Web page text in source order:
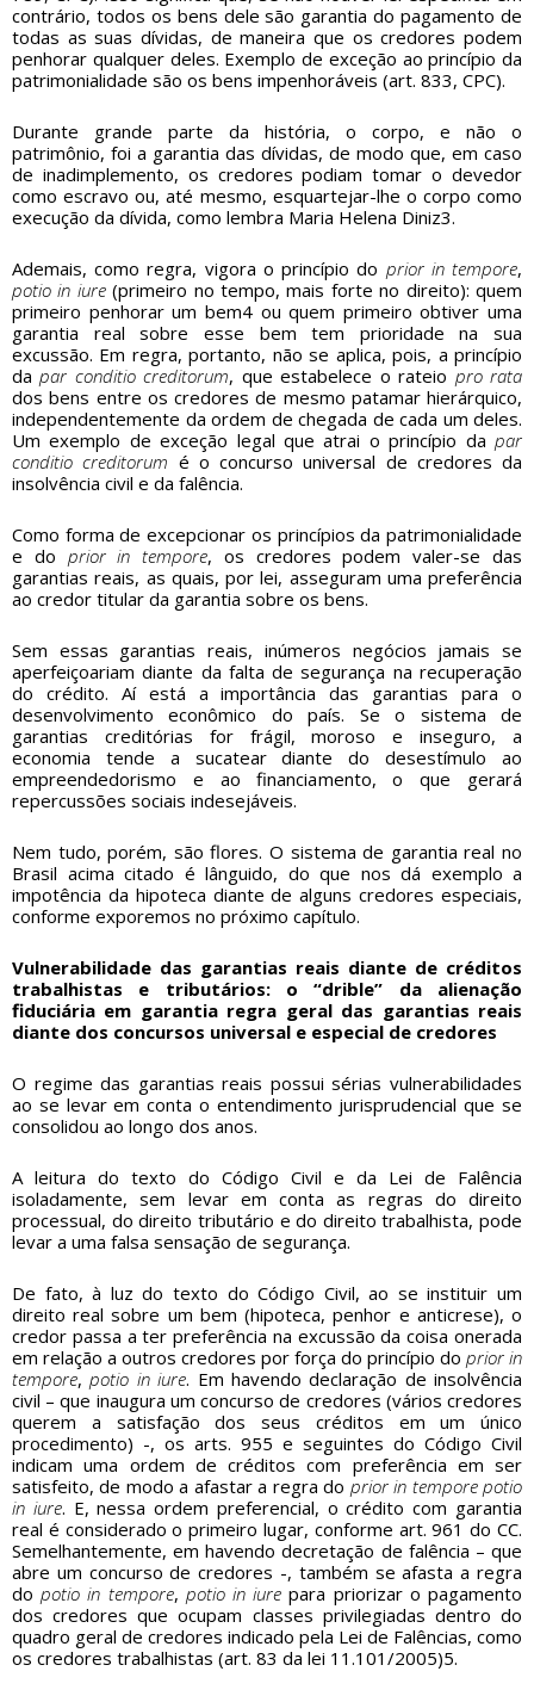
contrário, todos os bens dele são garantia do pagamento de
todas as suas dívidas, de maneira que os credores podem
penhorar qualquer deles. Exemplo de exceção ao princípio da
patrimonialidade são os bens impenhoráveis (art. 833, CPC).
Durante grande parte da história, o corpo, e não o
patrimônio, foi a garantia das dívidas, de modo que, em caso
de inadimplemento, os credores podiam tomar o devedor
como escravo ou, até mesmo, esquartejar-lhe o corpo como
execução da dívida, como lembra Maria Helena Diniz3.
Ademais, como regra, vigora o princípio do prior in tempore,
potio in iure(primeiro no tempo, mais forte no direito): quem
primeiro penhorar um bem4 ou quem primeiro obtiver uma
garantia real sobre esse bem tem prioridade na sua
excussão. Em regra, portanto, não se aplica, pois, a princípio
dapar conditio creditorum, que estabelece o rateio pro rata
dos bens entre os credores de mesmo patamar hierárquico,
independentemente da ordem de chegada de cada um deles.
Um exemplo de exceção legal que atrai o princípio da par
conditio creditorum é o concurso universal de credores da
insolvência civil e da falência.
Como forma de excepcionar os princípios da patrimonialidade
e do prior in tempore, os credores podem valer-se das
garantias reais, as quais, por lei, asseguram uma preferência
ao credor titular da garantia sobre os bens.
Sem essas garantias reais, inúmeros negócios jamais se
aperfeiçoariam diante da falta de segurança na recuperação
do crédito. Aí está a importância das garantias para o
desenvolvimento econômico do país. Se o sistema de
garantias creditórias for frágil, moroso e inseguro, a
economia tende a sucatear diante do desestímulo ao
empreendedorismo e ao financiamento, o que gerará
repercussões sociais indesejáveis.
Nem tudo, porém, são flores. O sistema de garantia real no
Brasil acima citado é lânguido, do que nos dá exemplo a
impotência da hipoteca diante de alguns credores especiais,
conforme exporemos no próximo capítulo.
Vulnerabilidade das garantias reais diante de créditos
trabalhistas e tributários: o “drible” da alienação
fiduciária em garantia regra geral das garantias reais
diante dos concursos universal e especial de credores
O regime das garantias reais possui sérias vulnerabilidades
ao se levar em conta o entendimento jurisprudencial que se
consolidou ao longo dos anos.
A leitura do texto do Código Civil e da Lei de Falência
isoladamente, sem levar em conta as regras do direito
processual, do direito tributário e do direito trabalhista, pode
levar a uma falsa sensação de segurança.
De fato, à luz do texto do Código Civil, ao se instituir um
direito real sobre um bem (hipoteca, penhor e anticrese), o
credor passa a ter preferência na excussão da coisa onerada
em relação a outros credores por força do princípio do prior in
tempore,potio in iure. Em havendo declaração de insolvência
civil – que inaugura um concurso de credores (vários credores
querem a satisfação dos seus créditos em um único
procedimento) -, os arts. 955 e seguintes do Código Civil
indicam uma ordem de créditos com preferência em ser
satisfeito, de modo a afastar a regra do prior in tempore potio
in iure. E, nessa ordem preferencial, o crédito com garantia
real é considerado o primeiro lugar, conforme art. 961 do CC.
Semelhantemente, em havendo decretação de falência – que
abre um concurso de credores -, também se afasta a regra
do potio in tempore, potio in iure para priorizar o pagamento
dos credores que ocupam classes privilegiadas dentro do
quadro geral de credores indicado pela Lei de Falências, como
os credores trabalhistas (art. 83 da lei 11.101/2005)5.